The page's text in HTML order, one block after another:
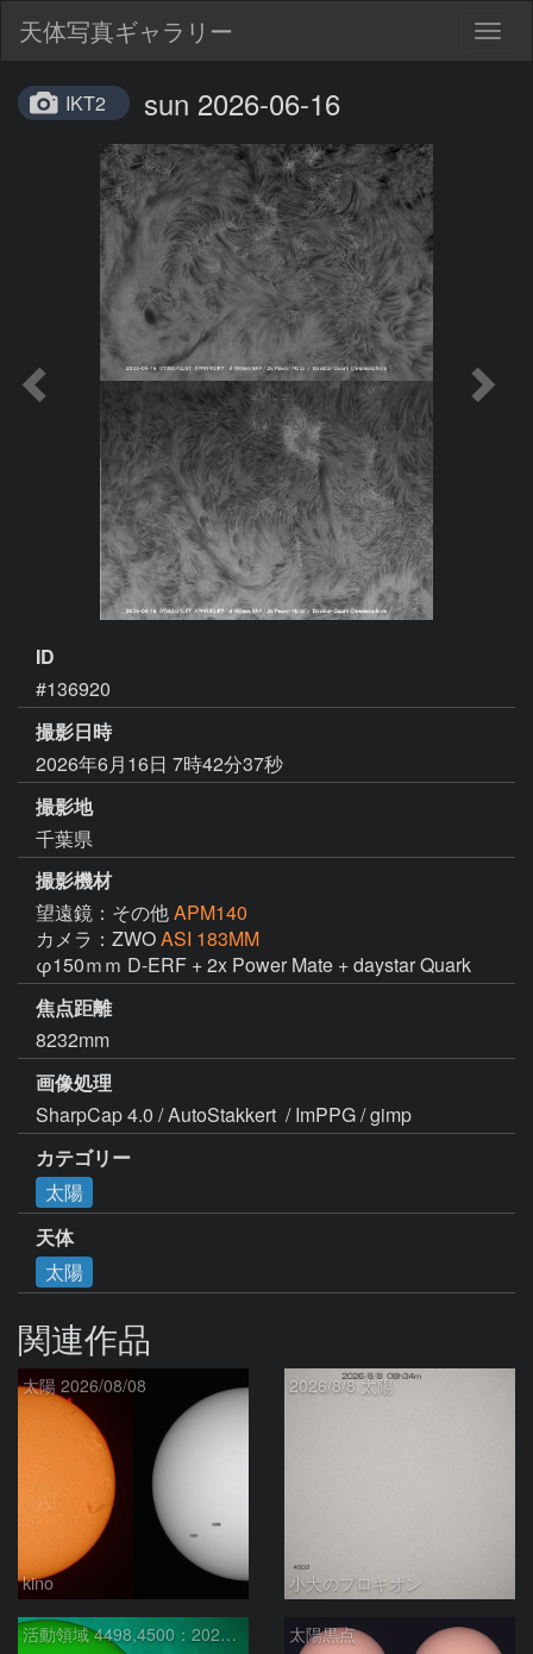
天体写真ギャラリー
IKT2 sun 2026-06-16
ID
#136920
撮影日時
2026年6月16日 7時42分37秒
撮影地
千葉県
撮影機材
望遠鏡：その他APM140
カメラ：ZWOASI 183MM
φ150ｍｍ D-ERF + 2x Power Mate + daystar Quark
焦点距離
8232mm
画像処理
SharpCap 4.0 / AutoStakkert  / ImPPG / gimp
カテゴリー
太陽
天体
太陽
関連作品
太陽 2026/08/08
kino
2026/8/8 太陽
小犬のプロキオン
活動領域 4498,4500：2026/08/08 太陽黒点